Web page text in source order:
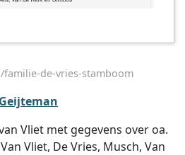
de-vries-stamboom
Vliet met gegevens over oa.
Vliet, De Vries, Musch, Van